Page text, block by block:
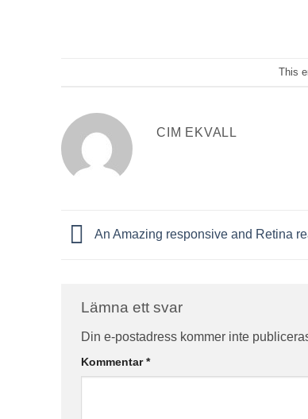
This
CIM EKVALL
An Amazing responsive and Retina
Lämna ett svar
Din e-postadress kommer inte
Kommentar*